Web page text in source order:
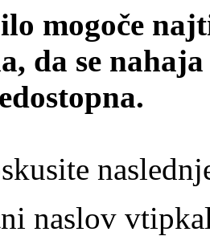
mogoče
da se
naslov